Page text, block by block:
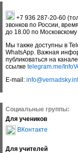
+7 936 287-20-60
звонков по России,
до 18.00 по
Мы также доступны в
WhatsApp. Важная
публиковаться на
ссылке telegram.me/
E-mail:
Социальные группы:
Для учеников
ВКонтакте
Для учителей